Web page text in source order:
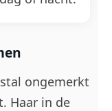
ongemerkt
Haar in de